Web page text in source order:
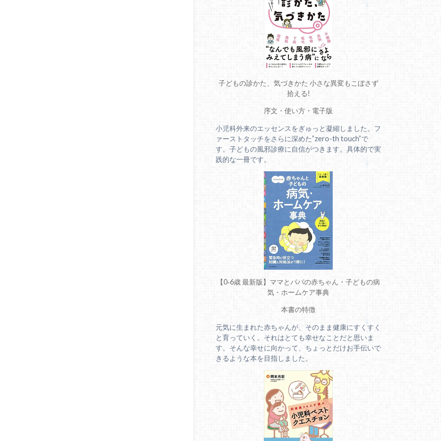
子どもの診かた、気づきかた 小さな異変もこぼさず
拾える!
序文 ・ 使い方 ・ 電子版
小児科外来のエッセンスをぎゅっと凝縮しました。フ
ァーストタッチをさらに深めた”zero-th touch”で
す。子どもの風邪診療に自信がつきます。具体的で実
践的な一冊です。
【0‐6歳 最新版】ママとパパの赤ちゃん・子どもの病
気・ホームケア事典
本書の特徴
元気に生まれた赤ちゃんが、そのまま健康にすくすく
と育っていく。それはとても幸せなことだと思いま
す。そんな幸せに向かって、ちょっとだけお手伝いで
きるような本を目指しました。